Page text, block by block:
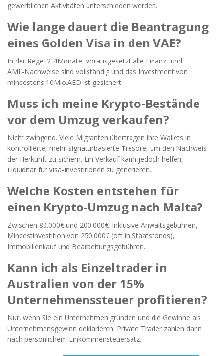
gewerblichen Aktivitäten unterschieden werden.
Wie lange dauert die Beantragung
eines Golden Visa in den VAE?
In der Regel 2‑4Monate, vorausgesetzt alle Finanz‑ und
AML‑Nachweise sind vollständig und das Investment von
mindestens 10Mio.AED ist gesichert.
Muss ich meine Krypto‑Bestände
vor dem Umzug verkaufen?
Nicht zwingend. Viele Migranten übertragen ihre Wallets in
kontrollierte, mehr‑signaturbasierte Tresore, um den Nachweis
der Herkunft zu sichern. Ein Verkauf kann jedoch helfen,
Liquidität für Visa‑Investitionen zu generieren.
Welche Kosten entstehen für
einen Krypto‑Umzug nach Malta?
Zwischen 80.000€ und 200.000€, inklusive Anwaltsgebühren,
Mindestinvestition von 250.000€ (oft in Staatsfonds),
Immobilienkauf und Bearbeitungsgebühren.
Kann ich als Einzeltrader in
Australien von der 15%
Unternehmenssteuer profitieren?
Nur, wenn Sie ein Unternehmen gründen und die Gewinne als
Unternehmensgewinn deklarieren. Private Trader zahlen dann
nach persönlichem Einkommensteuersatz.